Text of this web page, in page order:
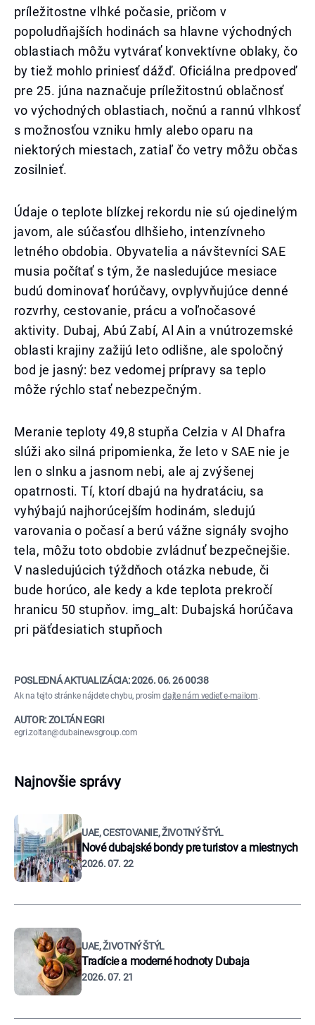
príležitostne vlhké počasie, pričom v
popoludňajších hodinách sa hlavne východných
oblastiach môžu vytvárať konvektívne oblaky, čo
by tiež mohlo priniesť dážď. Oficiálna predpoveď
pre 25. júna naznačuje príležitostnú oblačnosť
vo východných oblastiach, nočnú a rannú vlhkosť
s možnosťou vzniku hmly alebo oparu na
niektorých miestach, zatiaľ čo vetry môžu občas
zosilnieť.
Údaje o teplote blízkej rekordu nie sú ojedinelým
javom, ale súčasťou dlhšieho, intenzívneho
letného obdobia. Obyvatelia a návštevníci SAE
musia počítať s tým, že nasledujúce mesiace
budú dominovať horúčavy, ovplyvňujúce denné
rozvrhy, cestovanie, prácu a voľnočasové
aktivity. Dubaj, Abú Zabí, Al Ain a vnútrozemské
oblasti krajiny zažijú leto odlišne, ale spoločný
bod je jasný: bez vedomej prípravy sa teplo
môže rýchlo stať nebezpečným.
Meranie teploty 49,8 stupňa Celzia v Al Dhafra
slúži ako silná pripomienka, že leto v SAE nie je
len o slnku a jasnom nebi, ale aj zvýšenej
opatrnosti. Tí, ktorí dbajú na hydratáciu, sa
vyhýbajú najhorúcejším hodinám, sledujú
varovania o počasí a berú vážne signály svojho
tela, môžu toto obdobie zvládnuť bezpečnejšie.
V nasledujúcich týždňoch otázka nebude, či
bude horúco, ale kedy a kde teplota prekročí
hranicu 50 stupňov. img_alt: Dubajská horúčava
pri päťdesiatich stupňoch
POSLEDNÁ AKTUALIZÁCIA:2026. 06. 26 00:38
Ak na tejto stránke nájdete chybu, prosímdajte nám vedieť e-mailom.
AUTOR: ZOLTÁN EGRI
egri.zoltan@dubainewsgroup.com
Najnovšie správy
UAE, CESTOVANIE, ŽIVOTNÝ ŠTÝL
Nové dubajské bondy pre turistov a miestnych
2026. 07. 22
UAE, ŽIVOTNÝ ŠTÝL
Tradície a moderné hodnoty Dubaja
2026. 07. 21